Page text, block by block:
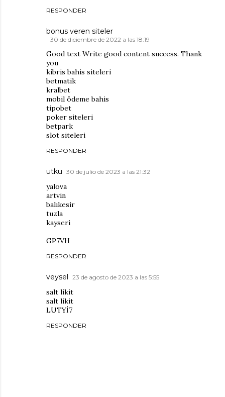
RESPONDER
bonus veren siteler
30 de diciembre de 2022 a las 18:19
Good text Write good content success. Thank
you
kibris bahis siteleri
betmatik
kralbet
mobil ödeme bahis
tipobet
poker siteleri
betpark
slot siteleri
RESPONDER
utku 30 de julio de 2023 a las 21:32
yalova
artvin
balıkesir
tuzla
kayseri
GP7VH
RESPONDER
veysel 23 de agosto de 2023 a las 5:55
salt likit
salt likit
LUTYİ7
RESPONDER